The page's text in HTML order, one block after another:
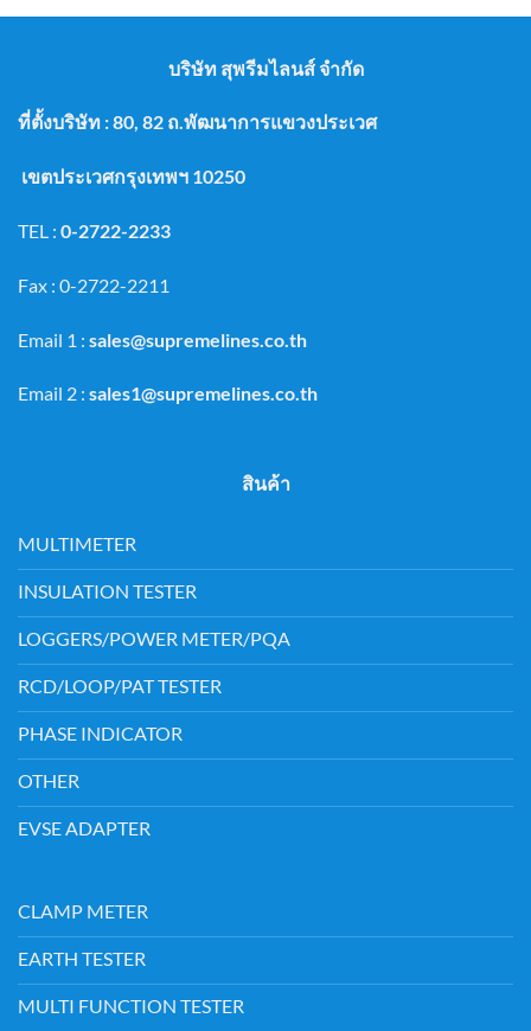
บริษัท สุพรีมไลนส์ จำกัด
ที่ตั้งบริษัท : 80, 82 ถ.พัฒนาการแขวงประเวศ
เขตประเวศกรุงเทพฯ 10250
TEL : 0-2722-2233
Fax : 0-2722-2211
Email 1 : sales@supremelines.co.th
Email 2 : sales1@supremelines.co.th
สินค้า
MULTIMETER
INSULATION TESTER
LOGGERS/POWER METER/PQA
RCD/LOOP/PAT TESTER
PHASE INDICATOR
OTHER
EVSE ADAPTER
CLAMP METER
EARTH TESTER
MULTI FUNCTION TESTER